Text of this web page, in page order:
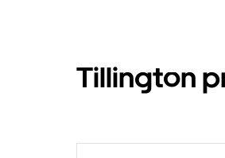
Tillington